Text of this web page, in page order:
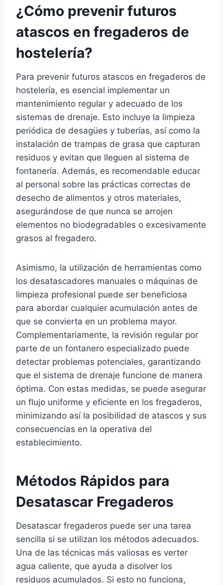
¿Cómo prevenir futuros
atascos en fregaderos de
hostelería?
Para prevenir futuros atascos en fregaderos de
hostelería, es esencial implementar un
mantenimiento regular y adecuado de los
sistemas de drenaje. Esto incluye la limpieza
periódica de desagües y tuberías, así como la
instalación de trampas de grasa que capturan
residuos y evitan que lleguen al sistema de
fontanería. Además, es recomendable educar
al personal sobre las prácticas correctas de
desecho de alimentos y otros materiales,
asegurándose de que nunca se arrojen
elementos no biodegradables o excesivamente
grasos al fregadero.
Asimismo, la utilización de herramientas como
los desatascadores manuales o máquinas de
limpieza profesional puede ser beneficiosa
para abordar cualquier acumulación antes de
que se convierta en un problema mayor.
Complementariamente, la revisión regular por
parte de un fontanero especializado puede
detectar problemas potenciales, garantizando
que el sistema de drenaje funcione de manera
óptima. Con estas medidas, se puede asegurar
un flujo uniforme y eficiente en los fregaderos,
minimizando así la posibilidad de atascos y sus
consecuencias en la operativa del
establecimiento.
Métodos Rápidos para
Desatascar Fregaderos
Desatascar fregaderos puede ser una tarea
sencilla si se utilizan los métodos adecuados.
Una de las técnicas más valiosas es verter
agua caliente, que ayuda a disolver los
residuos acumulados. Si esto no funciona,